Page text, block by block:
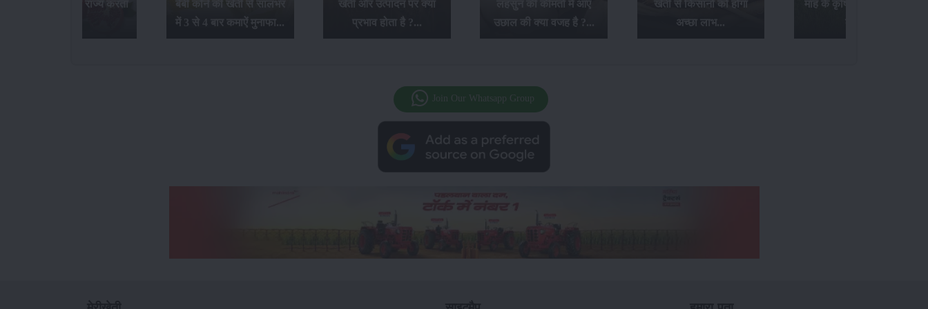
बेबी कॉर्न की खेती से सालभर
खेती और उत्पादन पर क्या
प्रभाव होता है ?...
लहसुन की कीमतों में आए
उछाल की क्या वजह है ?...
खेती से किसानों को होगा
अच्छा लाभ...
माह के कृषि संबंधी आवश्यक
कार्य...
फुदके और तना छेदक
Join Our Whatsapp Group